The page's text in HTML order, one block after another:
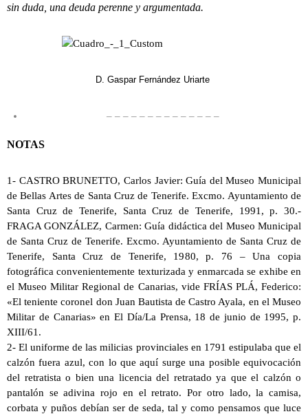
sin duda, una deuda perenne y argumentada.
D. Gaspar Fernández Uriarte
– – – – – – – – – – – – – –
NOTAS
1- CASTRO BRUNETTO, Carlos Javier: Guía del Museo Municipal
de Bellas Artes de Santa Cruz de Tenerife. Excmo. Ayuntamiento de
Santa Cruz de Tenerife, Santa Cruz de Tenerife, 1991, p. 30.-
FRAGA GONZÁLEZ, Carmen: Guía didáctica del Museo Municipal
de Santa Cruz de Tenerife. Excmo. Ayuntamiento de Santa Cruz de
Tenerife, Santa Cruz de Tenerife, 1980, p. 76 – Una copia
fotográfica convenientemente texturizada y enmarcada se exhibe en
el Museo Militar Regional de Canarias, vide FRÍAS PLÁ, Federico:
«El teniente coronel don Juan Bautista de Castro Ayala, en el Museo
Militar de Canarias» en El Día/La Prensa, 18 de junio de 1995, p.
XIII/61.
2- El uniforme de las milicias provinciales en 1791 estipulaba que el
calzón fuera azul, con lo que aquí surge una posible equivocación
del retratista o bien una licencia del retratado ya que el calzón o
pantalón se adivina rojo en el retrato. Por otro lado, la camisa,
corbata y puños debían ser de seda, tal y como pensamos que luce